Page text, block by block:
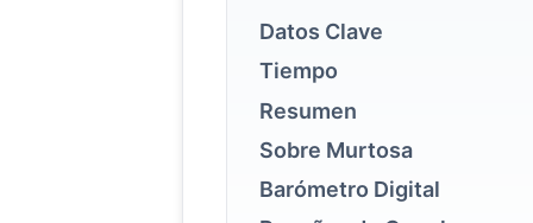
Datos Clave
Tiempo
Resumen
Sobre Murtosa
Barómetro Digital